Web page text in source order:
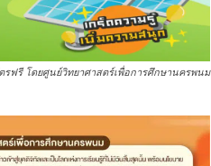
รฟรี โดยศูนย์วิทยาศาสตร์เพื่อการศึกษานครพนม